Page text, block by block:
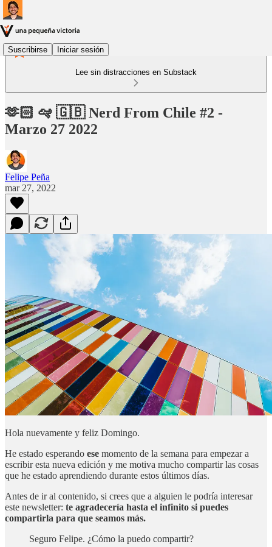
Suscribirse Iniciar sesión
Lee sin distracciones en Substack
🫶🏻 🛩 🇬🇧 Nerd From Chile #2 -
Marzo 27 2022
Felipe Peña
mar 27, 2022
Hola nuevamente y feliz Domingo.
He estado esperando ese momento de la semana para empezar a
escribir esta nueva edición y me motiva mucho compartir las cosas
que he estado aprendiendo durante estos últimos días.
Antes de ir al contenido, si crees que a alguien le podría interesar
este newsletter: te agradecería hasta el infinito si puedes
compartirla para que seamos más.
Seguro Felipe. ¿Cómo la puedo compartir?